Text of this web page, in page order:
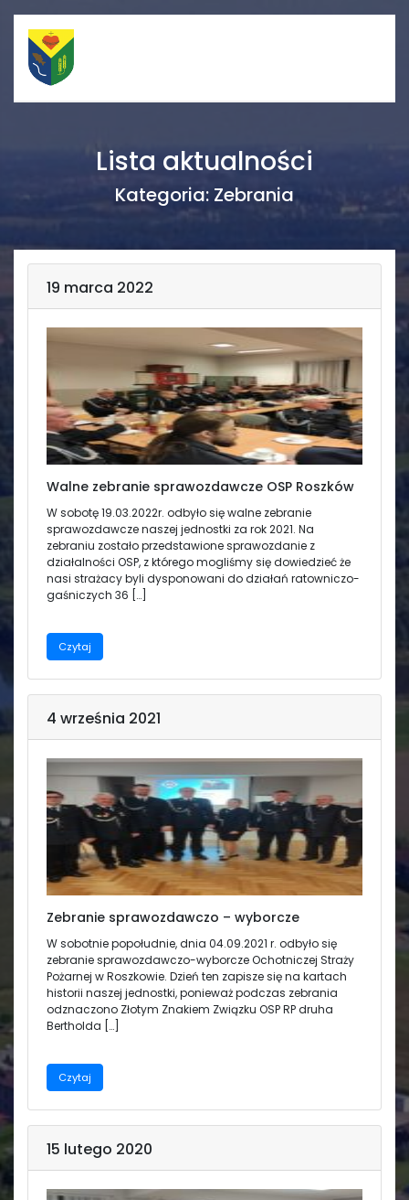
Ośrodek zdrowia
Koło gospodyń
Rada sołecka
Świetlica
Strona główna
Galerie
Lista aktualności
Kategoria: Zebrania
19 marca 2022
Walne zebranie sprawozdawcze OSP Roszków
‌W sobotę 19.03.2022r. odbyło się walne zebranie
sprawozdawcze naszej jednostki za rok 2021. Na
zebraniu zostało przedstawione sprawozdanie z
działalności OSP, z którego mogliśmy się dowiedzieć że
nasi strażacy byli dysponowani do działań ratowniczo-
gaśniczych 36 […]
Czytaj
4 września 2021
Zebranie sprawozdawczo – wyborcze
W sobotnie popołudnie, dnia 04.09.2021 r. odbyło się
zebranie sprawozdawczo-wyborcze Ochotniczej Straży
Pożarnej w Roszkowie. Dzień ten zapisze się na kartach
historii naszej jednostki, ponieważ podczas zebrania
odznaczono Złotym Znakiem Związku OSP RP druha
Bertholda […]
Czytaj
15 lutego 2020